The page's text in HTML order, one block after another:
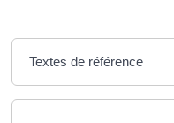
Textes de référence